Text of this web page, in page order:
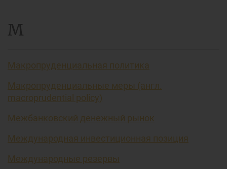
М
Макропруденциальная политика
Макропруденциальные меры (англ.
macroprudential policy)
Межбанковский денежный рынок
Международная инвестиционная позиция
Международные резервы